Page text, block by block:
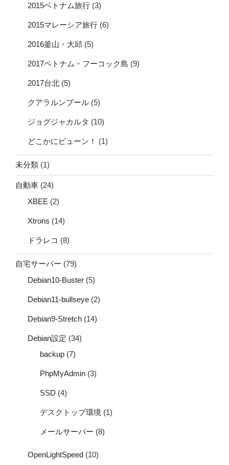
2015ベトナム旅行 (3)
2015マレーシア旅行 (6)
2016釜山・大邱 (5)
2017ベトナム・フーコック島 (9)
2017台北 (5)
クアラルンプール (5)
ジョグジャカルタ (10)
どこかにビューン！ (1)
未分類 (1)
自動車 (24)
XBEE (2)
Xtrons (14)
ドラレコ (8)
自宅サーバー (79)
Debian10-Buster (5)
Debian11-bullseye (2)
Debian9-Stretch (14)
Debian設定 (34)
backup (7)
PhpMyAdmin (3)
SSD (4)
デスクトップ環境 (1)
メールサーバー (8)
OpenLightSpeed (10)